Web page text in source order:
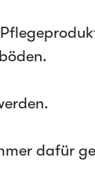
dafür